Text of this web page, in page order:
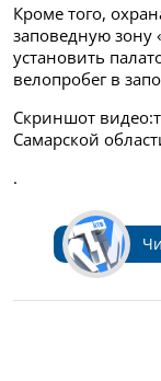
Кроме того,
заповедную зону
установить
велопробег в
Скриншот
Самарской
.